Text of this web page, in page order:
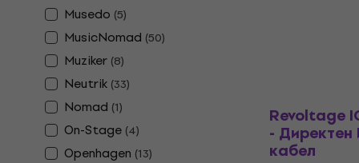
Musedo (5)
MusicNomad (50)
Muziker (8)
Neutrik (33)
Nomad (1)
On-Stage (4)
Openhagen (13)
Revoltage
- Директен
кабел